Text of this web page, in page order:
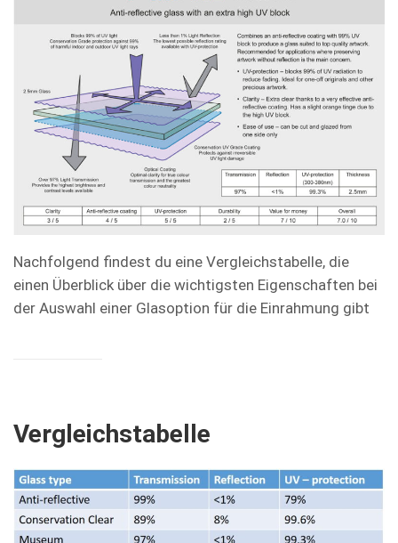
Nachfolgend findest du eine Vergleichstabelle, die
einen Überblick über die wichtigsten Eigenschaften bei
der Auswahl einer Glasoption für die Einrahmung gibt
Vergleichstabelle